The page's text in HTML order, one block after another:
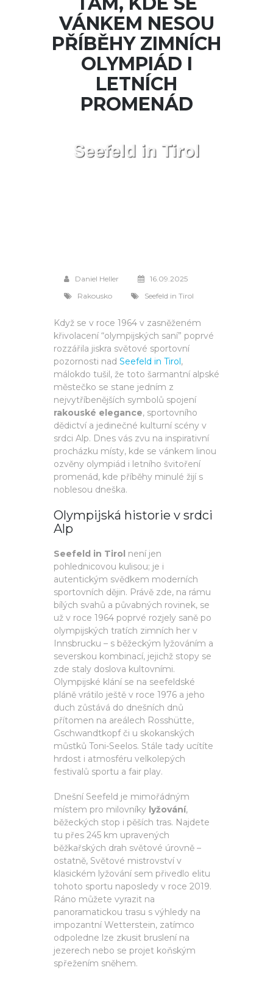
VÁNKEM NESOU
PŘÍBĚHY ZIMNÍCH
OLYMPIÁD I
LETNÍCH
PROMENÁD
Daniel Heller
16.09.2025
Rakousko
Seefeld in Tirol
Když se v roce 1964 v zasněženém
křivolacení “olympijských saní” poprvé
rozzářila jiskra světové sportovní
pozornosti nad Seefeld in Tirol,
málokdo tušil, že toto šarmantní alpské
městečko se stane jedním z
nejvytříbenějších symbolů spojení
rakouské elegance, sportovního
dědictví a jedinečné kulturní scény v
srdci Alp. Dnes vás zvu na inspirativní
procházku místy, kde se vánkem linou
ozvěny olympiád i letního švitoření
promenád, kde příběhy minulé žijí s
noblesou dneška.
Olympijská historie v srdci
Alp
Seefeld in Tirol není jen
pohlednicovou kulisou; je i
autentickým svědkem moderních
sportovních dějin. Právě zde, na rámu
bílých svahů a půvabných rovinek, se
už v roce 1964 poprvé rozjely saně po
olympijských tratích zimních her v
Innsbrucku – s běžeckým lyžováním a
severskou kombinací, jejichž stopy se
zde staly doslova kultovními.
Olympijské klání se na seefeldské
pláně vrátilo ještě v roce 1976 a jeho
duch zůstává do dnešních dnů
přítomen na areálech Rosshütte,
Gschwandtkopf či u skokanských
můstků Toni-Seelos. Stále tady ucítíte
hrdost i atmosféru velkolepých
festivalů sportu a fair play.
Dnešní Seefeld je mimořádným
místem pro milovníky lyžování,
běžeckých stop i pěších tras. Najdete
tu přes 245 km upravených
běžkařských drah světové úrovně –
ostatně, Světové mistrovství v
klasickém lyžování sem přivedlo elitu
tohoto sportu naposledy v roce 2019.
Ráno můžete vyrazit na
panoramatickou trasu s výhledy na
impozantní Wetterstein, zatímco
odpoledne lze zkusit bruslení na
jezerech nebo se projet koňským
spřežením sněhem.